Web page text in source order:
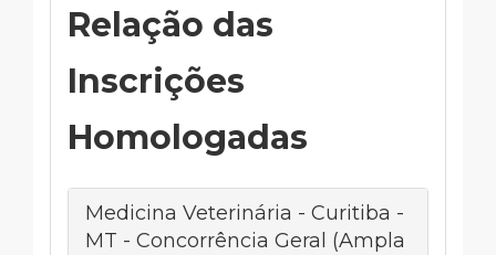
Relação das
Inscrições
Homologadas
Medicina Veterinária - Curitiba -
MT - Concorrência Geral (Ampla